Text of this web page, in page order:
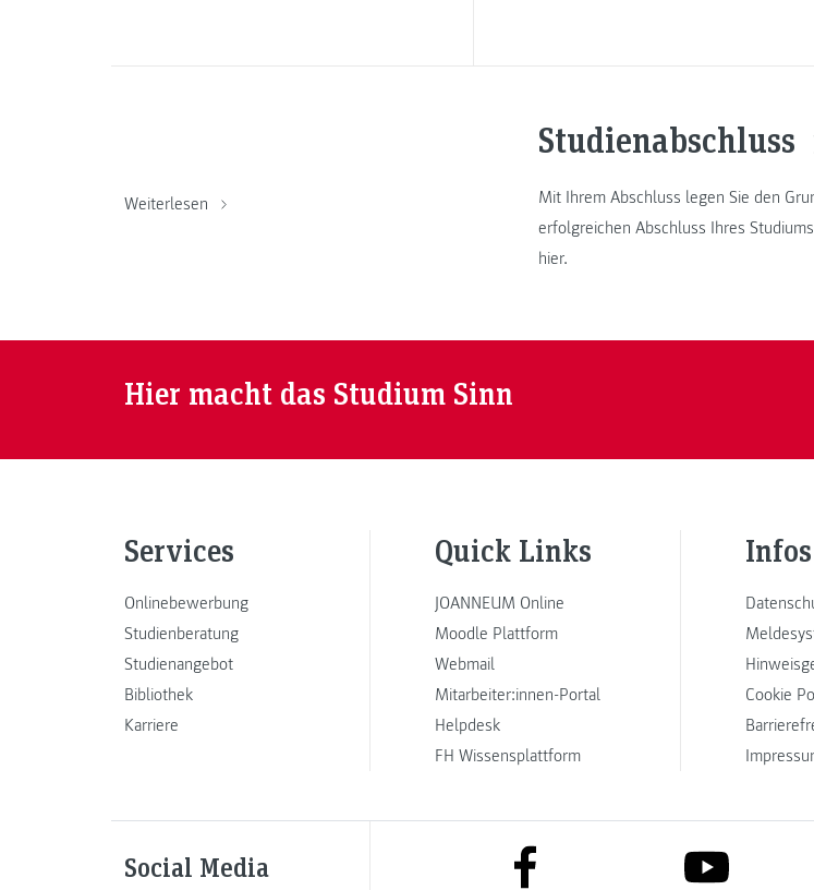
Weiterlesen
Studienabschluss
Mit Ihrem Abschluss legen Sie den
erfolgreichen Abschluss Ihres
hier.
Hier macht das Studium Sinn
Services
Onlinebewerbung
Studienberatung
Studienangebot
Bibliothek
Karriere
Quick Links
JOANNEUM Online
Moodle Plattform
Webmail
Mitarbeiter:innen-Portal
Helpdesk
FH Wissensplattform
Infos
Cookie
Social Media link to facebook link to